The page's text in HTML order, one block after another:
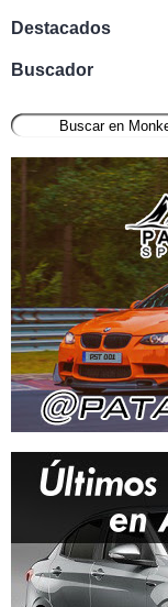
Destacados
Buscador